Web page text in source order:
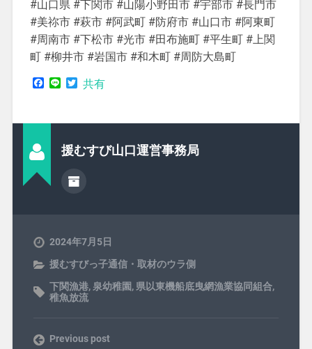
#山口県 #下関市 #山陽小野田市 #宇部市 #長門市
#美祢市 #萩市 #阿武町 #防府市 #山口市 #阿東町
#周南市 #下松市 #光市 #田布施町 #平生町 #上関
町 #柳井市 #岩国市 #和木町 #周防大島町
Facebook
LineTwitter
共有
援むすび山口運営事務局
2024年7月5日
援むすびっ子通信・取材のウラ側
下関漁港, 泉幼稚園, 県以東機船底曳網漁業協同組合,
稚魚放流
Previous post